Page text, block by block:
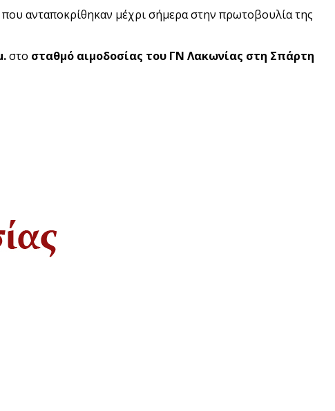
ανταποκρίθηκαν μέχρι σήμερα στην πρωτοβουλία της
στο σταθμό αιμοδοσίας του ΓΝ Λακωνίας στη Σπάρτη